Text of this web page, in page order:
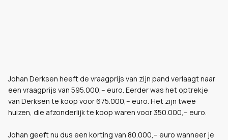
Johan Derksen heeft de vraagprijs van zijn pand verlaagt naar
een vraagprijs van 595.000,-- euro. Eerder was het optrekje
van Derksen te koop voor 675.000,-- euro. Het zijn twee
huizen, die afzonderlijk te koop waren voor 350.000,-- euro.
Johan geeft nu dus een korting van 80.000,-- euro wanneer je